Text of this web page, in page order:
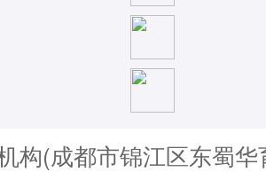
构(成都市锦江区东蜀